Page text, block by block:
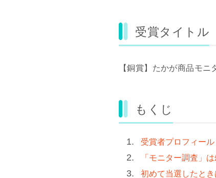
受賞タイトル
【銅賞】たかが商品モニ
もくじ
受賞者プロフィール
「モニター調査」
初めて当選したと